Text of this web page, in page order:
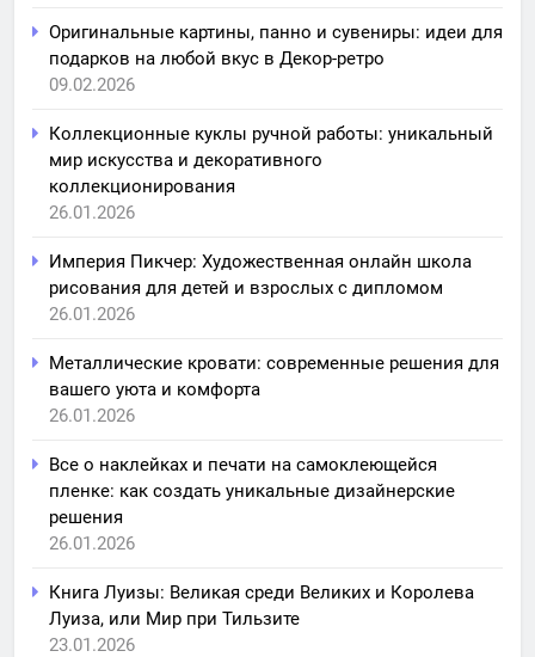
Оригинальные картины, панно и сувениры: идеи для
подарков на любой вкус в Декор-ретро
09.02.2026
Коллекционные куклы ручной работы: уникальный
мир искусства и декоративного
коллекционирования
26.01.2026
Империя Пикчер: Художественная онлайн школа
рисования для детей и взрослых с дипломом
26.01.2026
Металлические кровати: современные решения для
вашего уюта и комфорта
26.01.2026
Все о наклейках и печати на самоклеющейся
пленке: как создать уникальные дизайнерские
решения
26.01.2026
Книга Луизы: Великая среди Великих и Королева
Луиза, или Мир при Тильзите
23.01.2026